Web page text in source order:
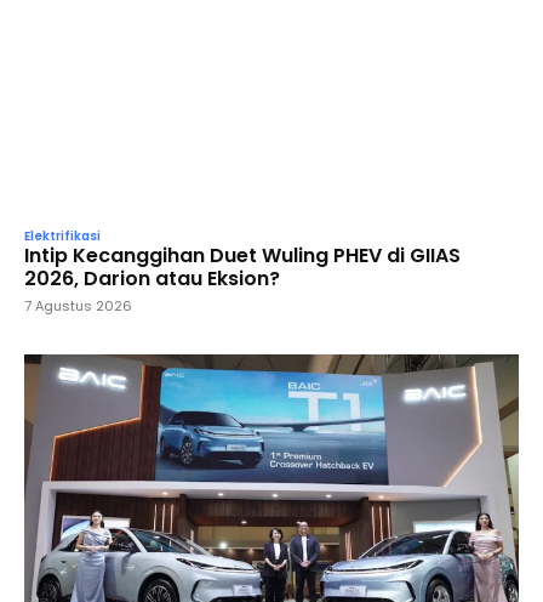
Elektrifikasi
Intip Kecanggihan Duet Wuling PHEV di GIIAS
2026, Darion atau Eksion?
7 Agustus 2026